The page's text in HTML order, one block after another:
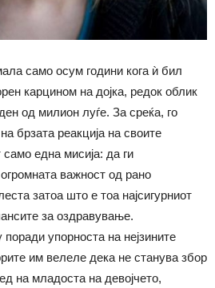
само осум години кога ѝ бил
карцином на дојка, редок облик
од милион луѓе. За среќа, го
брзата реакција на своите
една мисија: да ги
важност од рано
затоа што е тоа најсигурниот
за оздравување.
упорноста на нејзините
им велеле дека не станува збор
на младоста на девојчето,